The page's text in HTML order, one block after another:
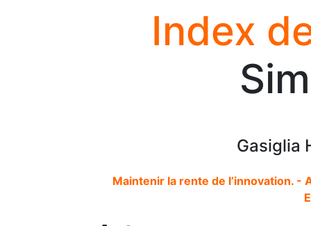
Index
Gasiglia
Maintenir la rente de l’innovation. -